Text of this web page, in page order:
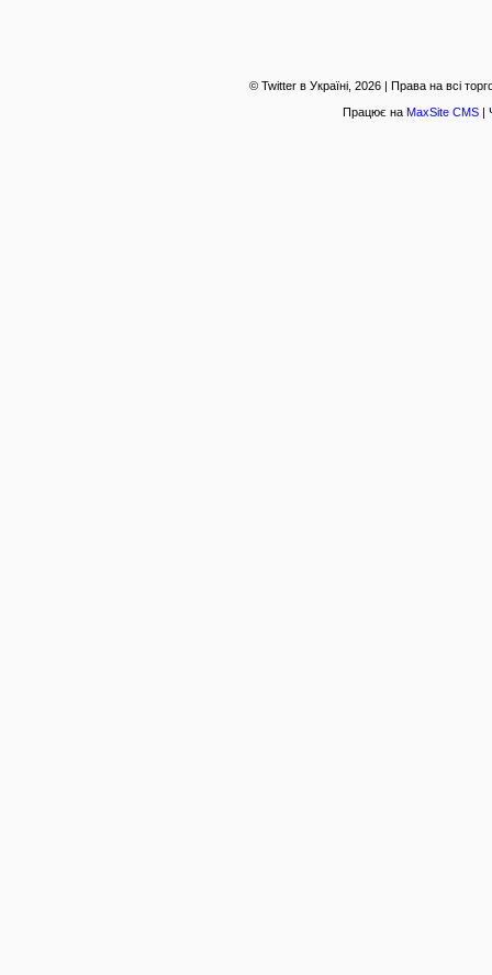
© Twitter в Україні, 2026 | Права на всі
Працює на MaxSite CMS|